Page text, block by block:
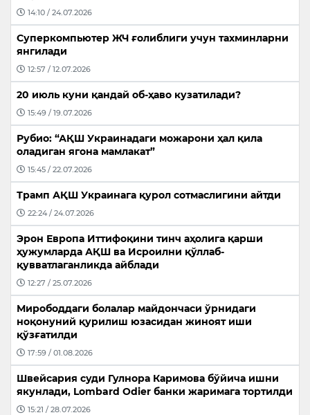
14:10 / 24.07.2026
Суперкомпьютер ЖЧ ғолиблиги учун тахминларни
янгилади
12:57 / 12.07.2026
20 июль куни қандай об-ҳаво кузатилади?
15:49 / 19.07.2026
Рубио: “АҚШ Украинадаги можарони ҳал қила
оладиган ягона мамлакат”
15:45 / 22.07.2026
Трамп АҚШ Украинага қурол сотмаслигини айтди
22:24 / 24.07.2026
Эрон Европа Иттифоқини тинч аҳолига қарши
ҳужумларда АҚШ ва Исроилни қўллаб-
қувватлаганликда айблади
12:27 / 25.07.2026
Мирободдаги болалар майдончаси ўрнидаги
ноқонуний қурилиш юзасидан жиноят иши
қўзғатилди
17:59 / 01.08.2026
Швейсария суди Гулнора Каримова бўйича ишни
якунлади, Lombard Odier банки жаримага тортилди
15:21 / 28.07.2026